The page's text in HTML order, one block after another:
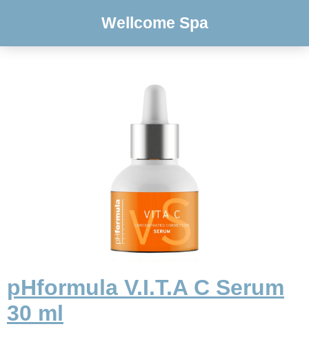
Wellcome Spa
pHformula V.I.T.A C Serum
30 ml